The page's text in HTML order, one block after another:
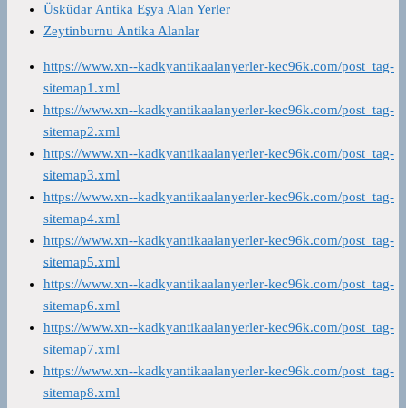
Üsküdar Antika Eşya Alan Yerler
Zeytinburnu Antika Alanlar
https://www.xn--kadkyantikaalanyerler-kec96k.com/post_tag-
sitemap1.xml
https://www.xn--kadkyantikaalanyerler-kec96k.com/post_tag-
sitemap2.xml
https://www.xn--kadkyantikaalanyerler-kec96k.com/post_tag-
sitemap3.xml
https://www.xn--kadkyantikaalanyerler-kec96k.com/post_tag-
sitemap4.xml
https://www.xn--kadkyantikaalanyerler-kec96k.com/post_tag-
sitemap5.xml
https://www.xn--kadkyantikaalanyerler-kec96k.com/post_tag-
sitemap6.xml
https://www.xn--kadkyantikaalanyerler-kec96k.com/post_tag-
sitemap7.xml
https://www.xn--kadkyantikaalanyerler-kec96k.com/post_tag-
sitemap8.xml